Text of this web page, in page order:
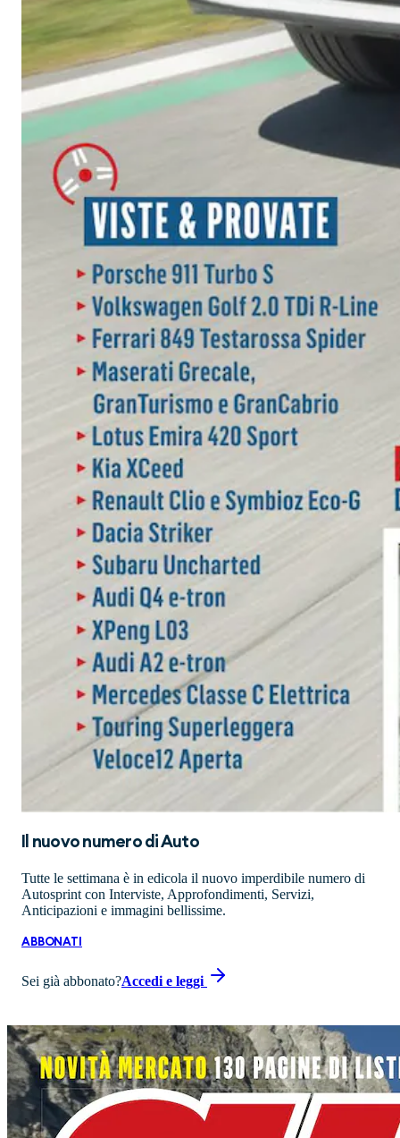
Il nuovo numero diAuto
Tutte le settimana è in edicola il nuovo imperdibile numero di
Autosprint con Interviste, Approfondimenti, Servizi,
Anticipazioni e immagini bellissime.
ABBONATI
Sei già abbonato?Accedi e leggi